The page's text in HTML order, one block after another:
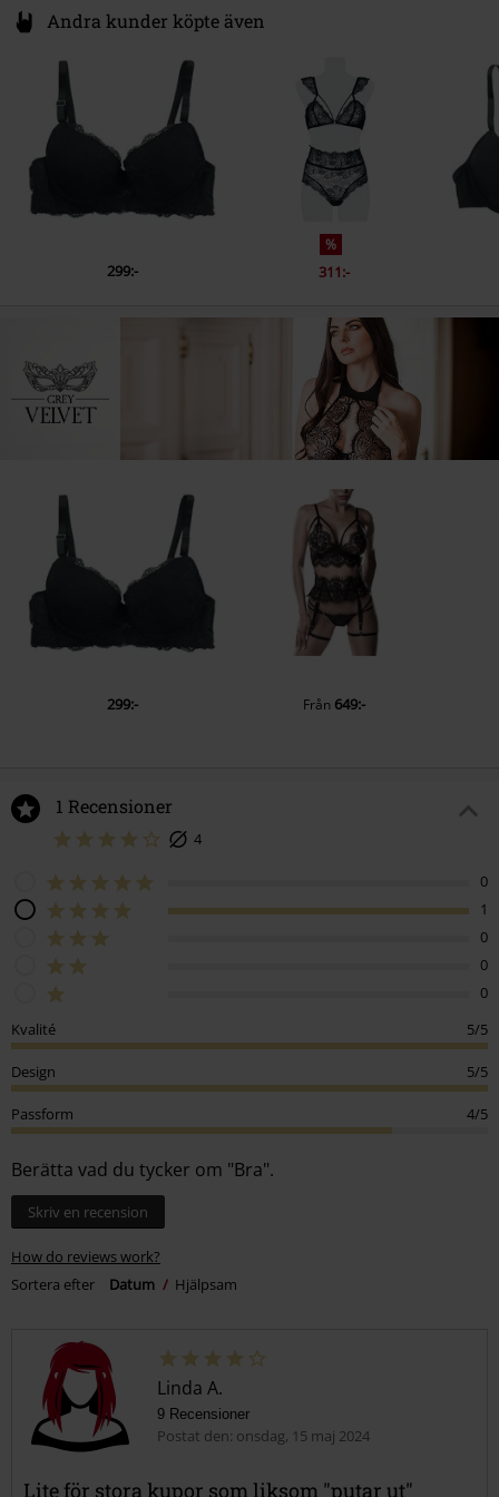
Andra kunder köpte även
299:-
%
311:-
299:- Från 649:-
1 Recensioner
4
0
1
0
0
0
Kvalité
5/5
Design 5/5
Passform 4/5
Berätta vad du tycker om "Bra".
Skriv en recension
How do reviews work?
Sortera efter
Datum Hjälpsam
Linda A.
9 Recensioner
Postat den: onsdag, 15 maj 2024
Lite för stora kupor som liksom "putar ut"